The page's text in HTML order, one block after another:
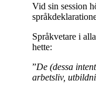
Vid sin session
Språkvetare i
hette:
”De (dessa
arbetsliv,